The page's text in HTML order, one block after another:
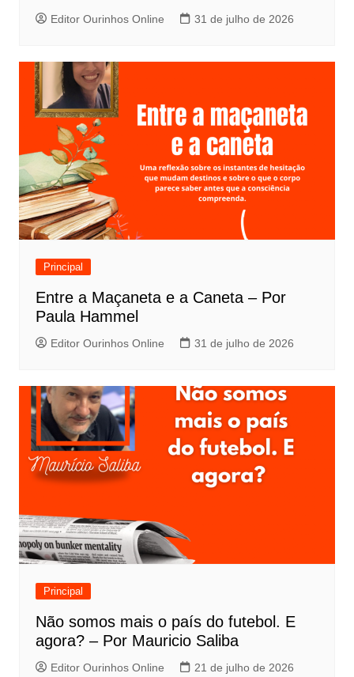
Editor Ourinhos Online 31 de julho de 2026
Principal
Entre a Maçaneta e a Caneta – Por
Paula Hammel
Editor Ourinhos Online 31 de julho de 2026
Principal
Não somos mais o país do futebol. E
agora? – Por Mauricio Saliba
Editor Ourinhos Online 21 de julho de 2026